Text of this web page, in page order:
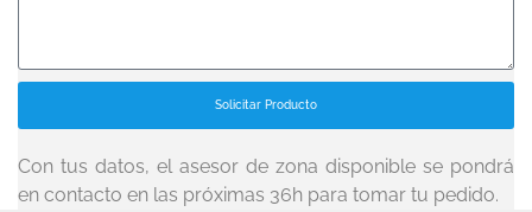
Solicitar Producto
Con tus datos, el asesor de zona disponible se pondrá
en contacto en las próximas 36h para tomar tu pedido.